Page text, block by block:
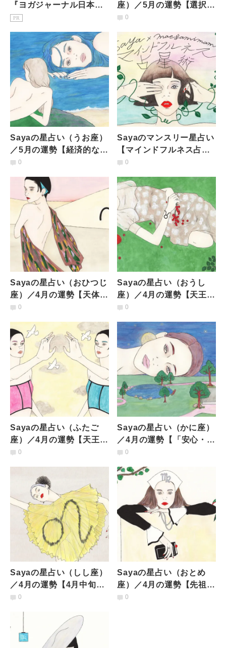
『ヨガジャーナル日本
版』予約購読のご案内
PR
座）／5月の運勢【選択の
権利はあなたの手に。マ
好奇心が高まる】
0
Sayaの星占い（うお座）
／5月の運勢【経済的な課
題はあれど、移住や二拠
所も悪くはないよう】
0
Sayaのマンスリー星占い
【マインドフルネス占星
術】12星座共通／4月の
0
Sayaの星占い（おひつじ
座）／4月の運勢【天体が
集中するおひつじ座の新
イナミックな変化も】
0
Sayaの星占い（おうし
座）／4月の運勢【天王星
がおうし座を去る！情報
る】
0
Sayaの星占い（ふたご
座）／4月の運勢【天王星
がふたご座に到来！ 長
愛着を手放していく】
0
Sayaの星占い（かに座）
／4月の運勢【「安心・安
全」第一の雰囲気は17日
に振りまわされがちに】
0
Sayaの星占い（しし座）
／4月の運勢【4月中旬か
らは焦りが強くなる。下
よりも重要に】
0
Sayaの星占い（おとめ
座）／4月の運勢【先祖や
家系など潜在的な問題が
0